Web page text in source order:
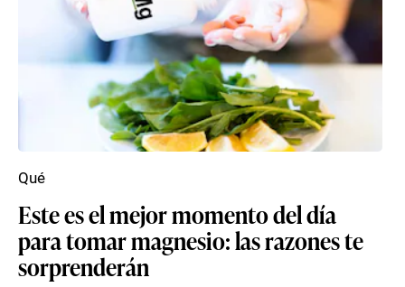
Este es el mejor momento del día
para tomar magnesio: las razones te
sorprenderán
Qué